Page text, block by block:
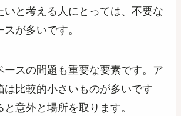
いと考える人にとっては、不要な
が多いです。
ースの問題も重要な要素です。ア
は比較的小さいものが多いです
意外と場所を取ります。